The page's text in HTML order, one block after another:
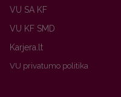
VU SA KF
VU KF SMD
Karjera.lt
VU privatumo politika